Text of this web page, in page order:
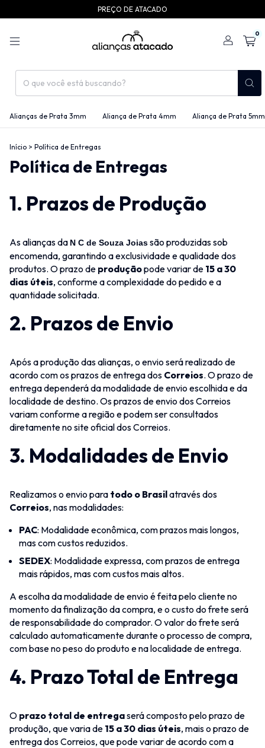
PREÇO DE ATACADO
0
Alianças de Prata 3mm Aliança de Prata 4mm Aliança de Prata 5mm
Início > Política de Entregas
Política de Entregas
1. Prazos de Produção
As alianças da N C de Souza Joiassão produzidas sob
encomenda, garantindo a exclusividade e qualidade dos
produtos. O prazo de produçãopode variar de 15 a 30
dias úteis, conforme a complexidade do pedido e a
quantidade solicitada.
2. Prazos de Envio
Após a produção das alianças, o envio será realizado de
acordo com os prazos de entrega dos Correios. O prazo de
entrega dependerá da modalidade de envio escolhida e da
localidade de destino. Os prazos de envio dos Correios
variam conforme a região e podem ser consultados
diretamente no site oficial dos Correios.
3. Modalidades de Envio
Realizamos o envio para todo o Brasilatravés dos
Correios, nas modalidades:
PAC: Modalidade econômica, com prazos mais longos,
mas com custos reduzidos.
SEDEX: Modalidade expressa, com prazos de entrega
mais rápidos, mas com custos mais altos.
A escolha da modalidade de envio é feita pelo cliente no
momento da finalização da compra, e o custo do frete será
de responsabilidade do comprador. O valor do frete será
calculado automaticamente durante o processo de compra,
com base no peso do produto e na localidade de entrega.
4. Prazo Total de Entrega
O prazo total de entregaserá composto pelo prazo de
produção, que varia de 15 a 30 dias úteis, mais o prazo de
entrega dos Correios, que pode variar de acordo com a